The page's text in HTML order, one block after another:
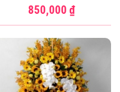
850,000 ₫